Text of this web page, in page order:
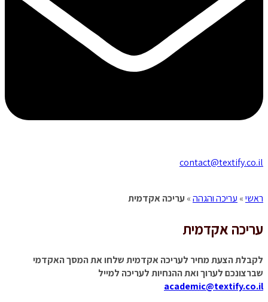
contact@textify.co.il
ראשי» עריכה והגהה»עריכה אקדמית
עריכה אקדמית
לקבלת הצעת מחיר לעריכה אקדמית שלחו את המסך האקדמי
שברצונכם לערוך ואת ההנחיות לעריכה למייל
academic@textify.co.il